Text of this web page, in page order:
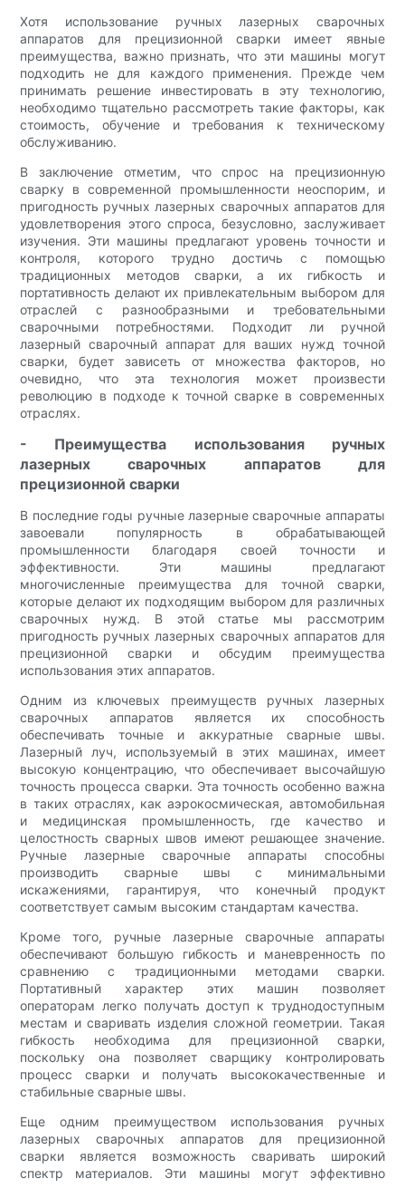
Хотя использование ручных лазерных сварочных
аппаратов для прецизионной сварки имеет явные
преимущества, важно признать, что эти машины могут
подходить не для каждого применения. Прежде чем
принимать решение инвестировать в эту технологию,
необходимо тщательно рассмотреть такие факторы, как
стоимость, обучение и требования к техническому
обслуживанию.
В заключение отметим, что спрос на прецизионную
сварку в современной промышленности неоспорим, и
пригодность ручных лазерных сварочных аппаратов для
удовлетворения этого спроса, безусловно, заслуживает
изучения. Эти машины предлагают уровень точности и
контроля, которого трудно достичь с помощью
традиционных методов сварки, а их гибкость и
портативность делают их привлекательным выбором для
отраслей с разнообразными и требовательными
сварочными потребностями. Подходит ли ручной
лазерный сварочный аппарат для ваших нужд точной
сварки, будет зависеть от множества факторов, но
очевидно, что эта технология может произвести
революцию в подходе к точной сварке в современных
отраслях.
- Преимущества использования ручных
лазерных сварочных аппаратов для
прецизионной сварки
В последние годы ручные лазерные сварочные аппараты
завоевали популярность в обрабатывающей
промышленности благодаря своей точности и
эффективности. Эти машины предлагают
многочисленные преимущества для точной сварки,
которые делают их подходящим выбором для различных
сварочных нужд. В этой статье мы рассмотрим
пригодность ручных лазерных сварочных аппаратов для
прецизионной сварки и обсудим преимущества
использования этих аппаратов.
Одним из ключевых преимуществ ручных лазерных
сварочных аппаратов является их способность
обеспечивать точные и аккуратные сварные швы.
Лазерный луч, используемый в этих машинах, имеет
высокую концентрацию, что обеспечивает высочайшую
точность процесса сварки. Эта точность особенно важна
в таких отраслях, как аэрокосмическая, автомобильная
и медицинская промышленность, где качество и
целостность сварных швов имеют решающее значение.
Ручные лазерные сварочные аппараты способны
производить сварные швы с минимальными
искажениями, гарантируя, что конечный продукт
соответствует самым высоким стандартам качества.
Кроме того, ручные лазерные сварочные аппараты
обеспечивают большую гибкость и маневренность по
сравнению с традиционными методами сварки.
Портативный характер этих машин позволяет
операторам легко получать доступ к труднодоступным
местам и сваривать изделия сложной геометрии. Такая
гибкость необходима для прецизионной сварки,
поскольку она позволяет сварщику контролировать
процесс сварки и получать высококачественные и
стабильные сварные швы.
Еще одним преимуществом использования ручных
лазерных сварочных аппаратов для прецизионной
сварки является возможность сваривать широкий
спектр материалов. Эти машины могут эффективно